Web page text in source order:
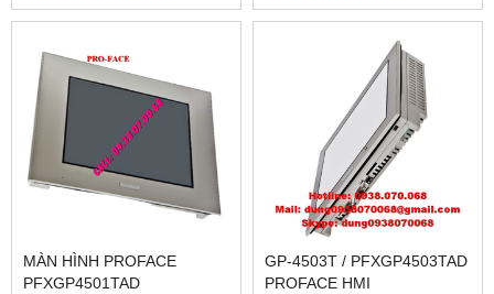
MÀN HÌNH PROFACE
PFXGP4501TAD
GP-4503T / PFXGP4503TAD
PROFACE HMI